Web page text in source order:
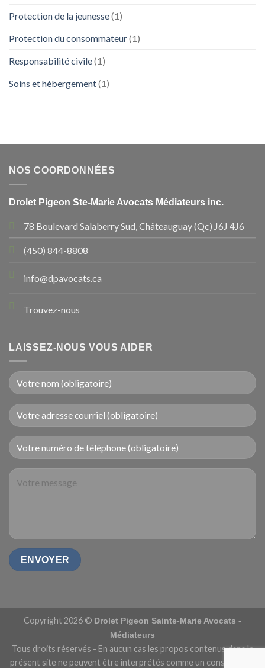
Protection de la jeunesse(1)
Protection du consommateur(1)
Responsabilité civile(1)
Soins et hébergement(1)
NOS COORDONNÉES
Drolet Pigeon Ste-Marie Avocats Médiateurs inc.
78 Boulevard Salaberry Sud, Châteauguay (Qc) J6J 4J6
(450) 844-8808
info@dpavocats.ca
Trouvez-nous
LAISSEZ-NOUS VOUS AIDER
Copyright 2026 © Drolet Pigeon Sainte-Marie Avocats -
Médiateurs
Tous droits réservés - En aucun cas les propos contenus dans le
présent site ne peuvent être interprétés comme un conseil et/ou